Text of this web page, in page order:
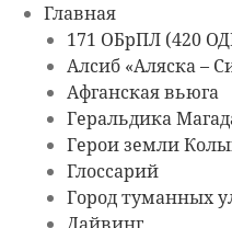
Главная
171 ОБрПЛ (420
Алсиб «Аляска –
Афганская вьюга
Геральдика
Герои земли
Глоссарий
Город туманных